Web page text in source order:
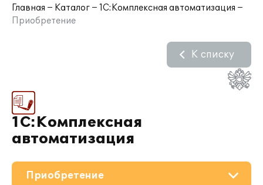
Главная Каталог
1С:Комплексная автоматизация
Приобретение
1С:Комплексная
автоматизация
К списку
Приобретение